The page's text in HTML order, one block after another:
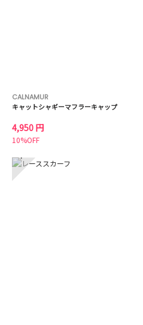
CALNAMUR
キャットシャギーマフラーキャップ
4,950 円
10%OFF
4